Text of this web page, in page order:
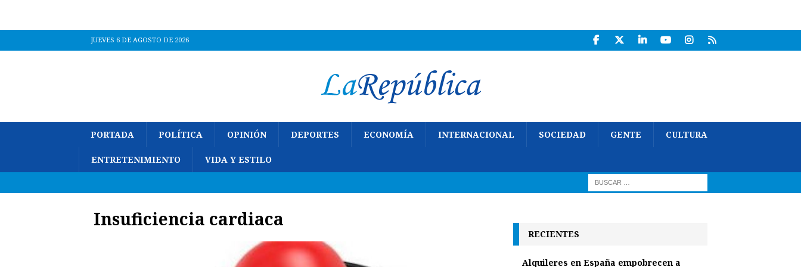
JUEVES 6 DE AGOSTO DE 2026
PORTADA POLÍTICA OPINIÓN DEPORTES ECONOMÍA INTERNACIONAL SOCIEDAD GENTE CULTURA
ENTRETENIMIENTO VIDA Y ESTILO
Insuficiencia cardiaca
RECIENTES
Alquileres en España empobrecen a